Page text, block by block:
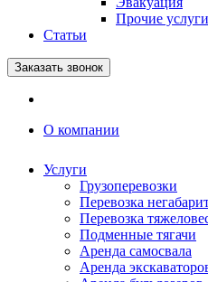
Прочие услуги
Статьи
Заказать звонок
О компании
Услуги
Грузоперевозки
Перевозка
Перевозка
Подменные тягачи
Аренда самосвала
Аренда